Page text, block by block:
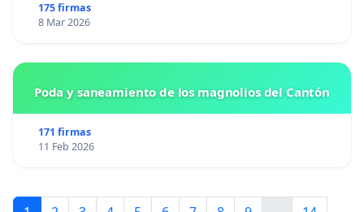
175 firmas
8 Mar 2026
Poda y saneamiento de los magnolios del Cantón
171 firmas
11 Feb 2026